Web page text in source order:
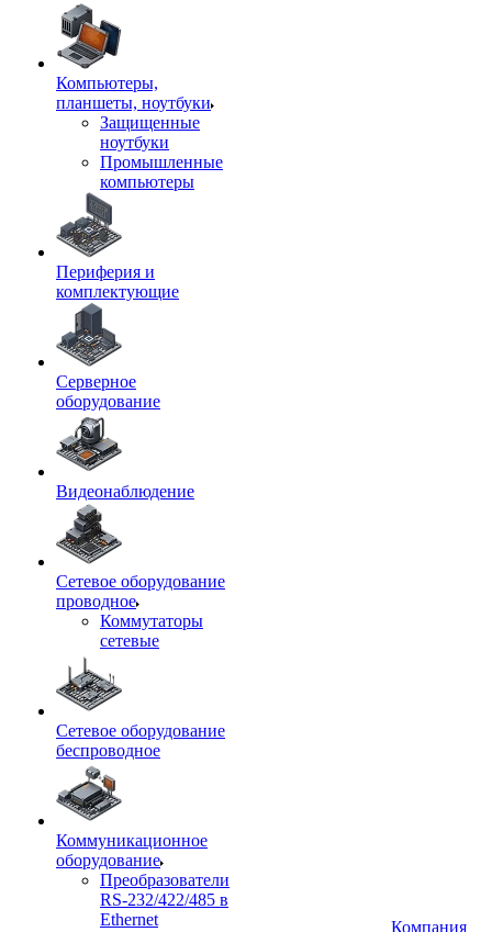
Компьютеры,
планшеты, ноутбуки
Защищенные
ноутбуки
Промышленные
компьютеры
Периферия и
комплектующие
Серверное
оборудование
Видеонаблюдение
Сетевое оборудование
проводное
Коммутаторы
сетевые
Сетевое оборудование
беспроводное
Коммуникационное
оборудование
Преобразователи
RS-232/422/485 в
Ethernet
Компания